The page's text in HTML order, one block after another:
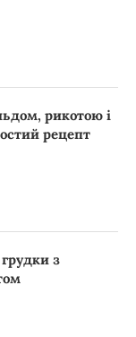
рикотою і
рецепт
з